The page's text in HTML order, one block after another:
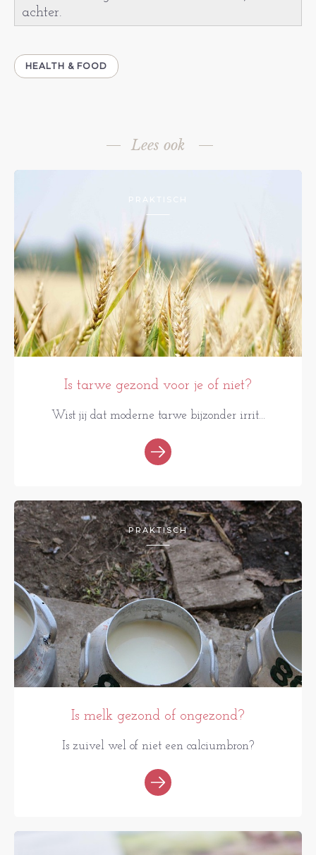
achter.
HEALTH & FOOD
Lees ook
PRAKTISCH
Is tarwe gezond voor je of niet?
Wist jij dat moderne tarwe bijzonder irrit...
PRAKTISCH
Is melk gezond of ongezond?
Is zuivel wel of niet een calciumbron?